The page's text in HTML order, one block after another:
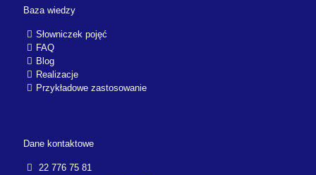
Baza wiedzy
Słowniczek pojęć
FAQ
Blog
Realizacje
Przykładowe zastosowanie
Dane kontaktowe
22 776 75 81